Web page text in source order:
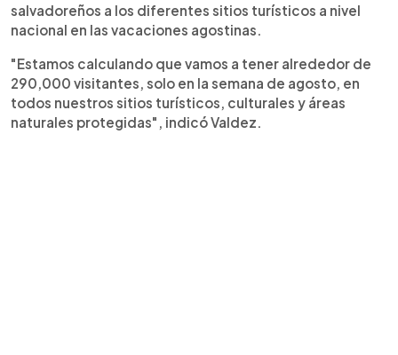
salvadoreños a los diferentes sitios turísticos a nivel
nacional en las vacaciones agostinas.
"Estamos calculando que vamos a tener alrededor de
290,000 visitantes, solo en la semana de agosto, en
todos nuestros sitios turísticos, culturales y áreas
naturales protegidas", indicó Valdez.